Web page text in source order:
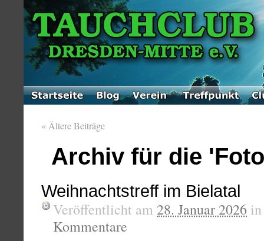
« Ältere Beiträge
Archiv für die
Weihnachtstreff im Bielatal
Veröffentlicht am 28. Januar 2026
Kommentare